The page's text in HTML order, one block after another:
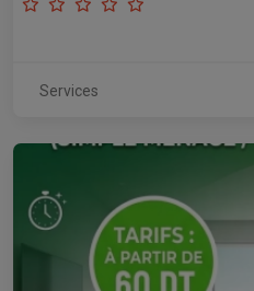
Services